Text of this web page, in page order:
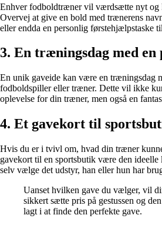
Enhver fodboldtræner vil værdsætte nyt og
Overvej at give en bold med trænerens
eller endda en personlig førstehjælpstaske
3. En træningsdag med en
En unik gaveide kan være en træningsdag
fodboldspiller eller træner. Dette vil ikke
oplevelse for din træner, men også en
4. Et gavekort til
Hvis du er i tvivl om, hvad din træner
gavekort til en sportsbutik være den
selv vælge det udstyr, han eller hun har
Uanset hvilken gave du vælger, vil
sikkert sætte pris på gestussen og
lagt i at finde den perfekte gave.